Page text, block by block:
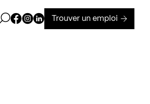
Ouvrir la barre de recherche
Page Facebook de Kollectif
Page Instagram de Kollectif
Page Linkedin de Kollectif
Trouver un emploi